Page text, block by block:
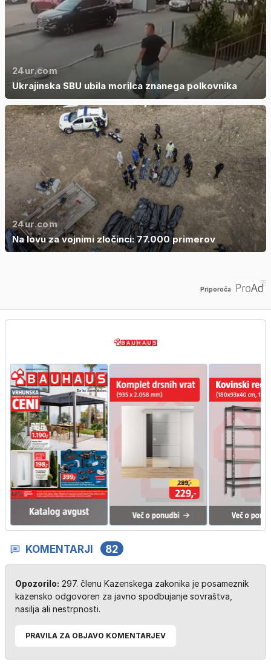
24ur.com
Ukrajinska SBU ubila morilca znanega polkovnika
24ur.com
Na lovu za vojnimi zločinci: 77.000 primerov
Priporoča
KOMENTARJI 82
Opozorilo: 297. členu Kazenskega zakonika je posameznik
kazensko odgovoren za javno spodbujanje sovraštva,
nasilja ali nestrpnosti.
PRAVILA ZA OBJAVO KOMENTARJEV